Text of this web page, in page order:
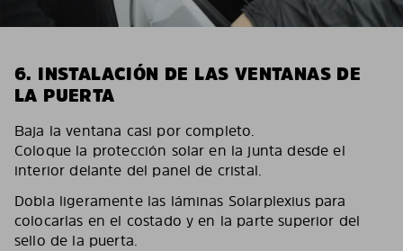
6. INSTALACIÓN DE LAS VENTANAS DE
LA PUERTA
Baja la ventana casi por completo.
Coloque la protección solar en la junta desde el
interior delante del panel de cristal.
Dobla ligeramente las láminas Solarplexius para
colocarlas en el costado y en la parte superior del
sello de la puerta.